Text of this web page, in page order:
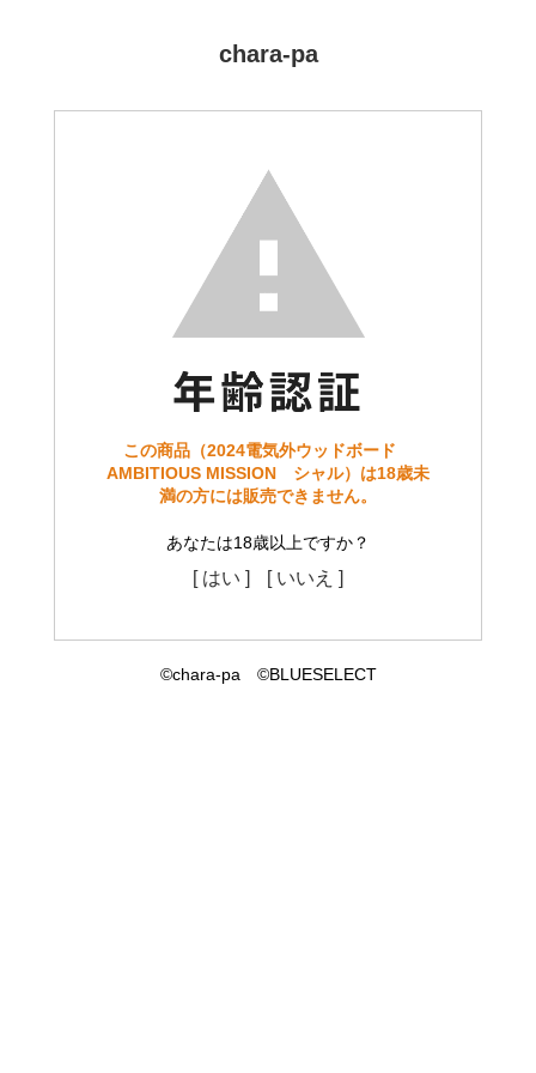
chara-pa
この商品（2024電気外ウッドボード
AMBITIOUS MISSION シャル）は18歳未
満の方には販売できません。
あなたは18歳以上ですか？
[ はい ] [ いいえ ]
©chara-pa ©BLUESELECT